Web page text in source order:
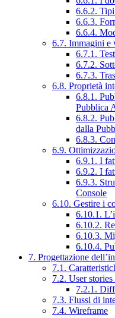
6.6.2.
6.6.3.
6.6.4.
6.7. Immagini e
6.7.1.
6.7.2.
6.7.3.
6.8. Proprietà
6.8.1.
Pubblica
6.8.2.
dalla
6.8.3.
6.9.
6.9.1. I
6.9.2. I
6.9.3.
Console
6.10. Gestire i
6.10.1.
6.10.2.
6.10.3.
6.10.4.
7. Progettazione
7.1.
7.2. User
7.2.1.
7.3. Flussi di
7.4. Wireframe